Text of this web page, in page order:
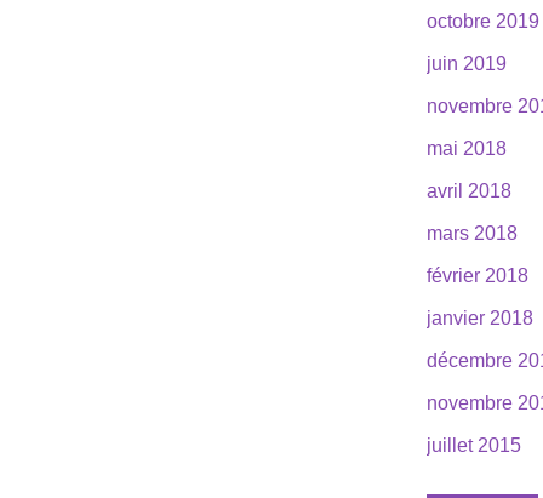
octobre 2019
juin 2019
novembre
mai 2018
avril 2018
mars 2018
février 2018
janvier 2018
décembre
novembre
juillet 2015